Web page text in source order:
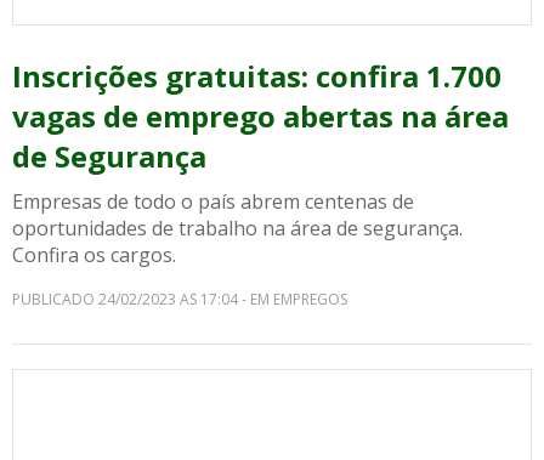
Inscrições gratuitas: confira 1.700
vagas de emprego abertas na área
de Segurança
Empresas de todo o país abrem centenas de
oportunidades de trabalho na área de segurança.
Confira os cargos.
PUBLICADO 24/02/2023 AS 17:04 - EM EMPREGOS